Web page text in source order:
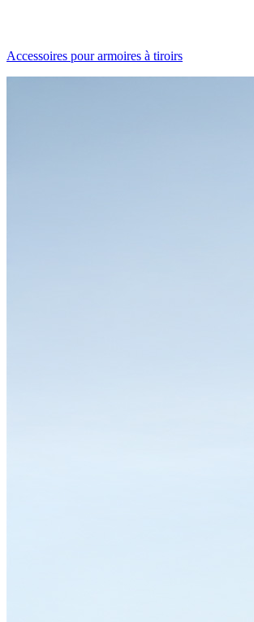
Accessoires pour armoires à tiroirs